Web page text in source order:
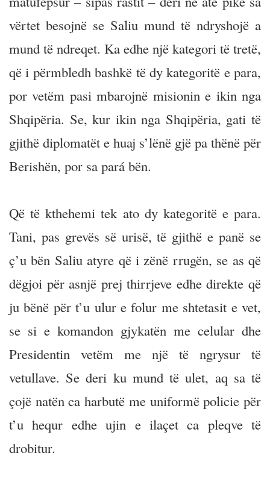
vërtet besojnë se Saliu mund të ndryshojë a
mund të ndreqet. Ka edhe një kategori të tretë,
që i përmbledh bashkë të dy kategoritë e para,
por vetëm pasi mbarojnë misionin e ikin nga
Shqipëria. Se, kur ikin nga Shqipëria, gati të
gjithë diplomatët e huaj s’lënë gjë pa thënë për
Berishën, por sa pará bën.
Që të kthehemi tek ato dy kategoritë e para.
Tani, pas grevës së urisë, të gjithë e panë se
ç’u bën Saliu atyre që i zënë rrugën, se as që
dëgjoi për asnjë prej thirrjeve edhe direkte që
ju bënë për t’u ulur e folur me shtetasit e vet,
se si e komandon gjykatën me celular dhe
Presidentin vetëm me një të ngrysur të
vetullave. Se deri ku mund të ulet, aq sa të
çojë natën ca harbutë me uniformë policie për
t’u hequr edhe ujin e ilaçet ca pleqve të
drobitur.